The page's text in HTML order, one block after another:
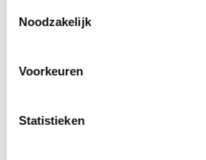
Noodzakelijk
Voorkeuren
Statistieken